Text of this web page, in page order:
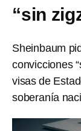
“sin
Sheinbaum
convicciones
visas de
soberanía